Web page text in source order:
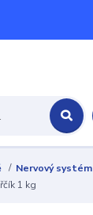
Nervový systém
1 kg